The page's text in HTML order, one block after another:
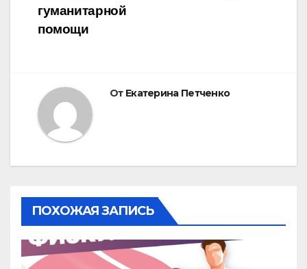
гуманитарной
помощи
От Екатерина Петченко
ПОХОЖАЯ ЗАПИСЬ